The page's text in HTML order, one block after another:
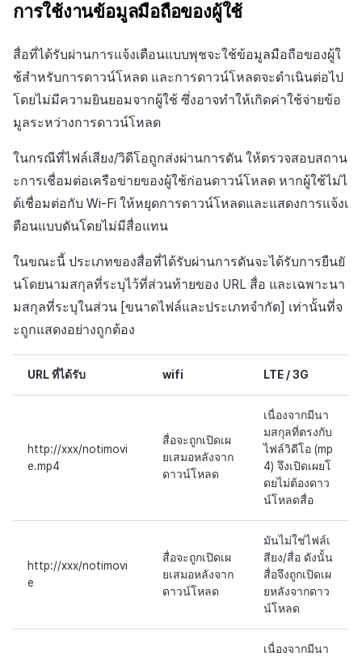
การใช้งานข้อมูลมือถือของผู้ใช้
สื่อที่ได้รับผ่านการแจ้งเตือนแบบพุชจะใช้ข้อมูลมือถือของผู้ใ
ช้สำหรับการดาวน์โหลด และการดาวน์โหลดจะดำเนินต่อไป
โดยไม่มีความยินยอมจากผู้ใช้ ซึ่งอาจทำให้เกิดค่าใช้จ่ายข้อ
มูลระหว่างการดาวน์โหลด
ในกรณีที่ไฟล์เสียง/วิดีโอถูกส่งผ่านการดัน ให้ตรวจสอบสถาน
ะการเชื่อมต่อเครือข่ายของผู้ใช้ก่อนดาวน์โหลด หากผู้ใช้ไม่ไ
ด้เชื่อมต่อกับ Wi-Fi ให้หยุดการดาวน์โหลดและแสดงการแจ้งเ
ตือนแบบดันโดยไม่มีสื่อแทน
ในขณะนี้ ประเภทของสื่อที่ได้รับผ่านการดันจะได้รับการยืนยั
นโดยนามสกุลที่ระบุไว้ที่ส่วนท้ายของ URL สื่อ และเฉพาะนา
มสกุลที่ระบุในส่วน [ขนาดไฟล์และประเภทจำกัด] เท่านั้นที่จ
ะถูกแสดงอย่างถูกต้อง
URL ที่ได้รับ wifi LTE / 3G
http://xxx/notimovi
e.mp4
สื่อจะถูกเปิดเผ
ยเสมอหลังจาก
ดาวน์โหลด
เนื่องจากมีนา
มสกุลที่ตรงกับ
ไฟล์วิดีโอ (mp
4) จึงเปิดเผยโ
ดยไม่ต้องดาว
น์โหลดสื่อ
http://xxx/notimovi
e
สื่อจะถูกเปิดเผ
ยเสมอหลังจาก
ดาวน์โหลด
มันไม่ใช่ไฟล์เ
สียง/สื่อ ดังนั้น
สื่อจึงถูกเปิดเผ
ยหลังจากดาว
น์โหลด
เนื่องจากมีนา